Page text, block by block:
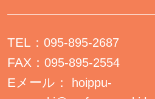
TEL： 095-895-2687
FAX： 095-895-2554
Eメール：
hoippu-